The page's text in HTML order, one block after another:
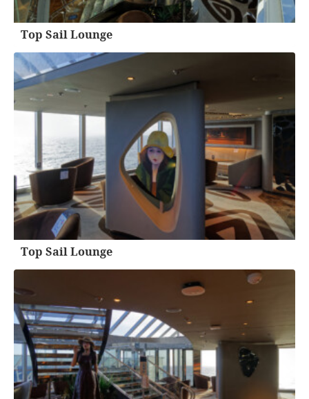
Top Sail Lounge
Top Sail Lounge